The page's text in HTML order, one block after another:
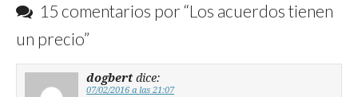
15 comentarios por “Los acuerdos tienen
un precio”
dogbert dice:
07/02/2016 a las 21:07